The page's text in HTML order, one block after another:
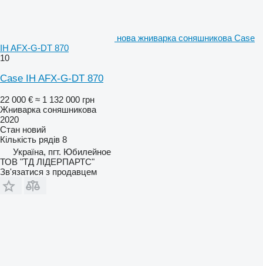
нова жниварка соняшникова Case
IH AFX-G-DT 870
10
Case IH AFX-G-DT 870
22 000 € ≈ 1 132 000 грн
Жниварка соняшникова
2020
Стан новий
Кількість рядів 8
Україна, пгт. Юбилейное
ТОВ "ТД ЛІДЕРПАРТС"
Зв'язатися з продавцем